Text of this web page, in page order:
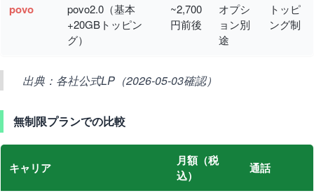
povo
povo2.0（基本
+20GBトッピン
グ）
~2,700
円前後
オプシ
ョン別
途
トッピ
ング制
出典：各社公式LP（2026-05-03確認）
無制限プランでの比較
キャリア
月額（税
込）
通話